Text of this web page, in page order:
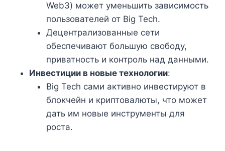
Web3) может уменьшить зависимость
пользователей от Big Tech.
Децентрализованные сети
обеспечивают большую свободу,
приватность и контроль над данными.
Инвестиции в новые технологии:
Big Tech сами активно инвестируют в
блокчейн и криптовалюты, что может
дать им новые инструменты для
роста.